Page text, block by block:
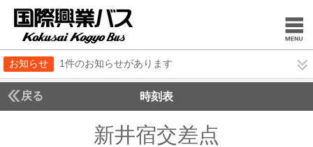
お知らせ 1件のお知らせがあります
戻る 時刻表
新井宿交差点